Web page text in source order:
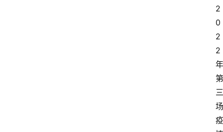
2
0
2
2
年
第
三
场
疫